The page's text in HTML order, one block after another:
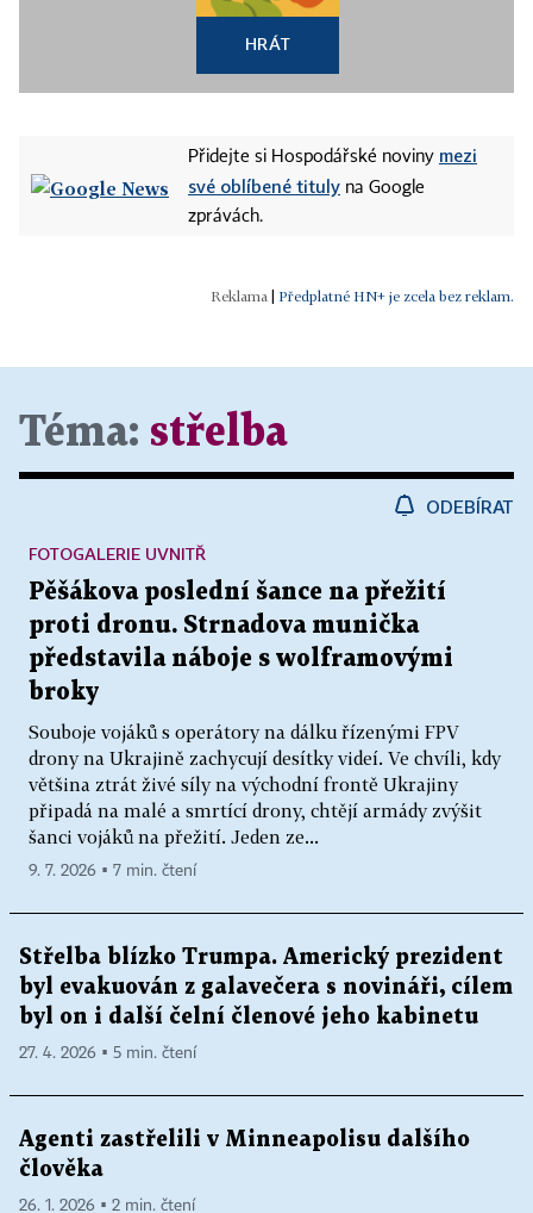
HRÁT
Přidejte si Hospodářské noviny mezi
své oblíbené tituly na Google
zprávách.
Předplatné HN+ je zcela bez reklam.
Téma: střelba
ODEBÍRAT
Pěšákova poslední šance na přežití
proti dronu. Strnadova munička
představila náboje s wolframovými
broky
Souboje vojáků s operátory na dálku řízenými FPV
drony na Ukrajině zachycují desítky videí. Ve chvíli, kdy
většina ztrát živé síly na východní frontě Ukrajiny
připadá na malé a smrtící drony, chtějí armády zvýšit
šanci vojáků na přežití. Jeden ze...
FOTOGALERIE UVNITŘ
9. 7. 2026 ▪ 7 min. čtení
Střelba blízko Trumpa. Americký prezident
byl evakuován z galavečera s novináři, cílem
byl on i další čelní členové jeho kabinetu
27. 4. 2026 ▪ 5 min. čtení
Agenti zastřelili v Minneapolisu dalšího
člověka
26. 1. 2026 ▪ 2 min. čtení